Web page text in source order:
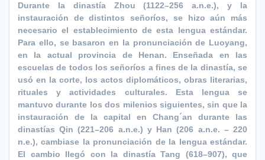
Durante la dinastía Zhou (1122–256 a.n.e.), y la
instauración de distintos señoríos, se hizo aún más
necesario el establecimiento de esta lengua estándar.
Para ello, se basaron en la pronunciación de Luoyang,
en la actual provincia de Henan. Enseñada en las
escuelas de todos los señoríos a fines de la dinastía, se
usó en la corte, los actos diplomáticos, obras literarias,
rituales y actividades culturales. Esta lengua se
mantuvo durante los dos milenios siguientes, sin que la
instauración de la capital en Chang´an durante las
dinastías Qin (221–206 a.n.e.) y Han (206 a.n.e. – 220
n.e.), cambiase la pronunciación de la lengua estándar.
El cambio llegó con la dinastía Tang (618–907), que